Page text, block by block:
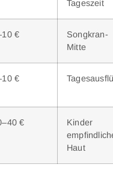
Tageszeit
€
Songkran-
Mitte
€
€
Kinder
Haut